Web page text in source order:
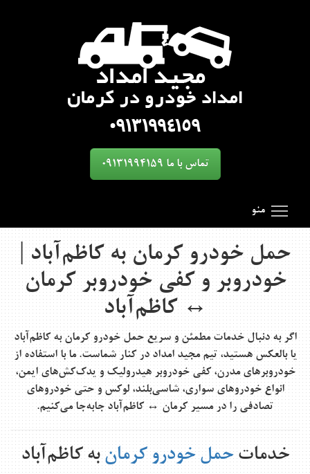
تماس با ما 09131994159
Search Results for 'toggle'
منو
حمل خودرو کرمان به کاظم‌آباد |
خودروبر و کفی خودروبر کرمان
↔ کاظم‌آباد
اگر به دنبال خدمات مطمئن و سریعحمل خودرو کرمان به کاظم‌آباد
یا بالعکس هستید، تیم مجید امداد در کنار شماست. ما با استفاده از
خودروبرهای مدرن،کفی خودروبر هیدرولیکو یدک‌کش‌های ایمن،
انواع خودروهای سواری، شاسی‌بلند، لوکس و حتی خودروهای
تصادفی را در مسیرکرمان ↔ کاظم‌آبادجابه‌جا می‌کنیم.
خدماتحمل خودرو کرمانبه کاظم‌آباد